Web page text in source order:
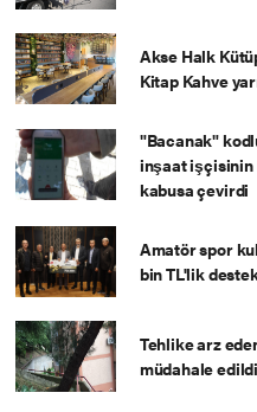
Akse Halk
Kitap Kahve
"Bacanak"
inşaat işçisinin
kabusa çevirdi
Amatör spor
bin TL'lik
Tehlike arz
müdahale edildi